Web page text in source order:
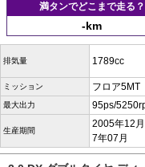
満タンでどこまで走る？
-km
排気量 1789cc
ミッション フロア5MT
最大出力 95ps/
生産期間
2005年12
7年07月